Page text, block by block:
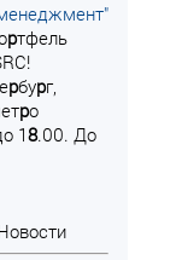
ртфель
рбург,
ро
18.00. До